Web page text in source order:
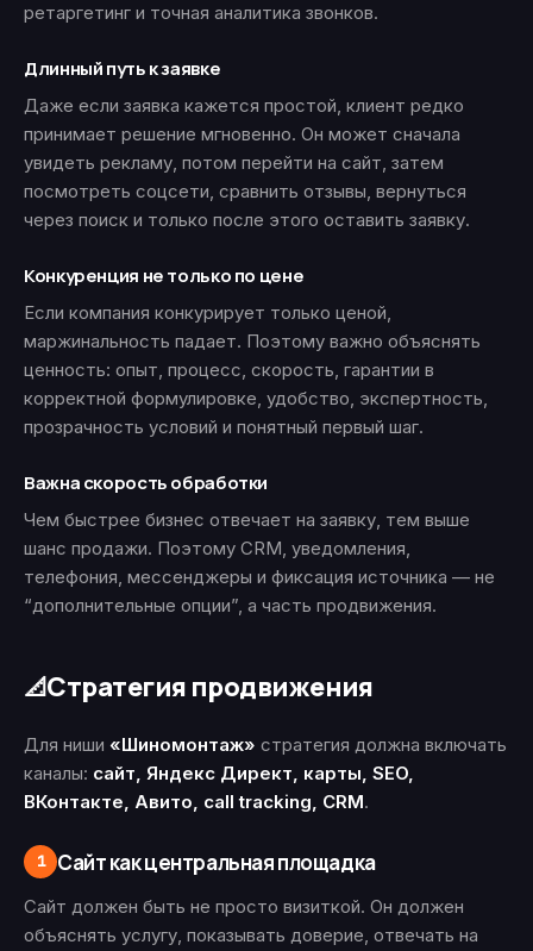
ретаргетинг и точная аналитика звонков.
Длинный путь к заявке
Даже если заявка кажется простой, клиент редко
принимает решение мгновенно. Он может сначала
увидеть рекламу, потом перейти на сайт, затем
посмотреть соцсети, сравнить отзывы, вернуться
через поиск и только после этого оставить заявку.
Конкуренция не только по цене
Если компания конкурирует только ценой,
маржинальность падает. Поэтому важно объяснять
ценность: опыт, процесс, скорость, гарантии в
корректной формулировке, удобство, экспертность,
прозрачность условий и понятный первый шаг.
Важна скорость обработки
Чем быстрее бизнес отвечает на заявку, тем выше
шанс продажи. Поэтому CRM, уведомления,
телефония, мессенджеры и фиксация источника — не
“дополнительные опции”, а часть продвижения.
📐Стратегия продвижения
Для ниши «Шиномонтаж» стратегия должна включать
каналы: сайт, Яндекс Директ, карты, SEO,
ВКонтакте, Авито, call tracking, CRM.
1 Сайт как центральная площадка
Сайт должен быть не просто визиткой. Он должен
объяснять услугу, показывать доверие, отвечать на